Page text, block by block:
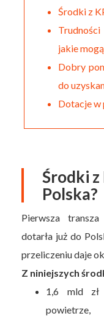
Środki z
jakie
Dobry
do
Dotacje w
Środki z
Polska?
Pierwsza
dotarła już do
przeliczeniu daje
Z niniejszych
1,6 mld zł
powietrze,